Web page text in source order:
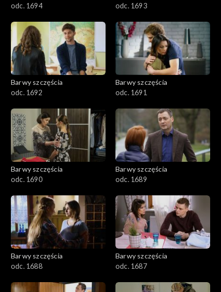
1801–1900
1701–1800
1601–1700
1501–1600
1401–1500
1301–1400
1101–1200
1001–1100
901–1000
801–900
odc. 1694
odc. 1693
Barwy szczęścia
odc. 1692
Barwy szczęścia
odc. 1691
Barwy szczęścia
odc. 1690
Barwy szczęścia
odc. 1689
Barwy szczęścia
odc. 1688
Barwy szczęścia
odc. 1687